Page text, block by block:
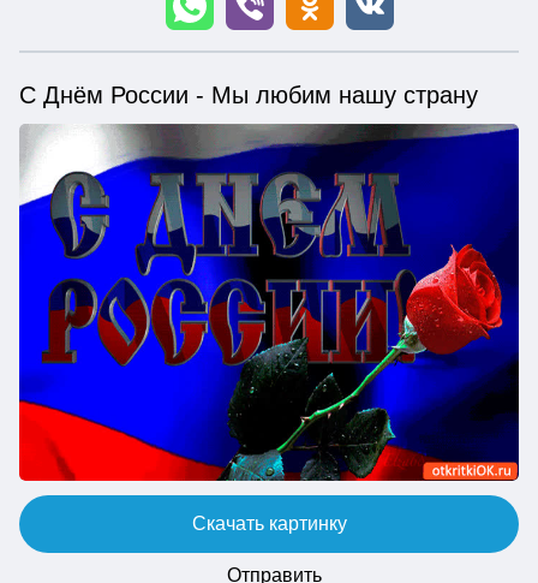
С Днём России - Мы любим нашу страну
Скачать картинку
Отправить